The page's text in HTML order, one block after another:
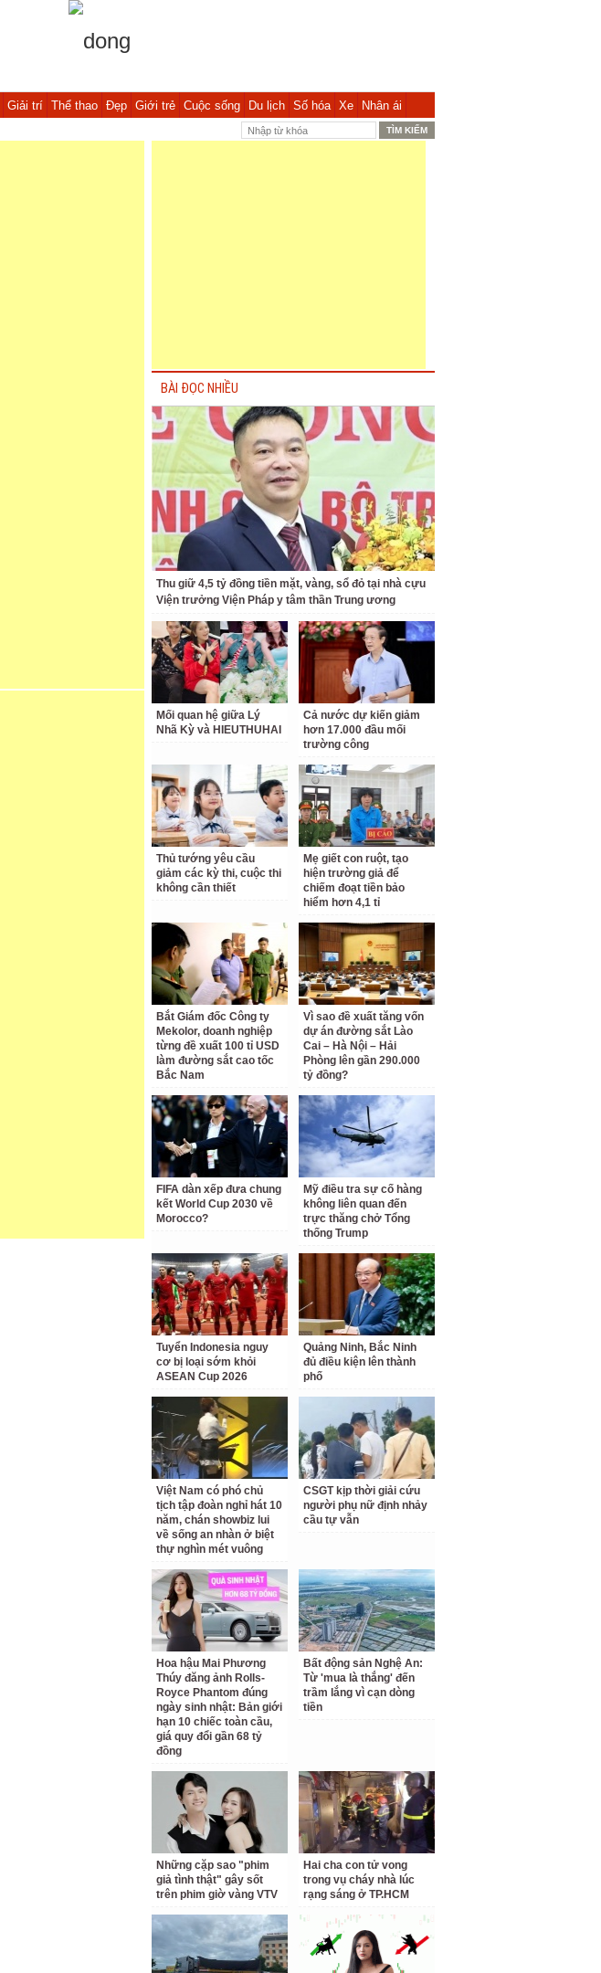
Giải trí Thể thao Đẹp Giới trẻ Cuộc sống Du lịch Số hóa Xe Nhân ái
BÀI ĐỌC NHIỀU
Thu giữ 4,5 tỷ đồng tiền mặt, vàng, sổ đỏ tại nhà cựu
Viện trưởng Viện Pháp y tâm thần Trung ương
Mối quan hệ giữa Lý
Nhã Kỳ và HIEUTHUHAI
Cả nước dự kiến giảm
hơn 17.000 đầu mối
trường công
Thủ tướng yêu cầu
giảm các kỳ thi, cuộc thi
không cần thiết
Mẹ giết con ruột, tạo
hiện trường giả để
chiếm đoạt tiền bảo
hiểm hơn 4,1 tỉ
Bắt Giám đốc Công ty
Mekolor, doanh nghiệp
từng đề xuất 100 tỉ USD
làm đường sắt cao tốc
Bắc Nam
Vì sao đề xuất tăng vốn
dự án đường sắt Lào
Cai – Hà Nội – Hải
Phòng lên gần 290.000
tỷ đồng?
FIFA dàn xếp đưa chung
kết World Cup 2030 về
Morocco?
Mỹ điều tra sự cố hàng
không liên quan đến
trực thăng chở Tổng
thống Trump
Tuyển Indonesia nguy
cơ bị loại sớm khỏi
ASEAN Cup 2026
Quảng Ninh, Bắc Ninh
đủ điều kiện lên thành
phố
Việt Nam có phó chủ
tịch tập đoàn nghỉ hát 10
năm, chán showbiz lui
về sống an nhàn ở biệt
thự nghìn mét vuông
CSGT kịp thời giải cứu
người phụ nữ định nhảy
cầu tự vẫn
Hoa hậu Mai Phương
Thúy đăng ảnh Rolls-
Royce Phantom đúng
ngày sinh nhật: Bản giới
hạn 10 chiếc toàn cầu,
giá quy đổi gần 68 tỷ
đồng
Bất động sản Nghệ An:
Từ 'mua là thắng' đến
trầm lắng vì cạn dòng
tiền
Những cặp sao "phim
giả tình thật" gây sốt
trên phim giờ vàng VTV
Hai cha con tử vong
trong vụ cháy nhà lúc
rạng sáng ở TP.HCM